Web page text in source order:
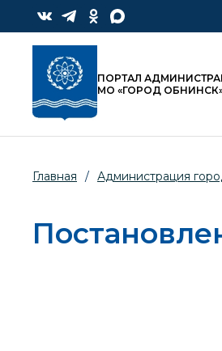
ПОРТАЛ
МО «ГОРОД
Главная / Администрация